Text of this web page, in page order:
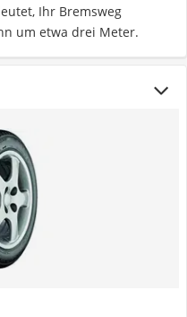
Ihr Bremsweg
um etwa drei Meter.